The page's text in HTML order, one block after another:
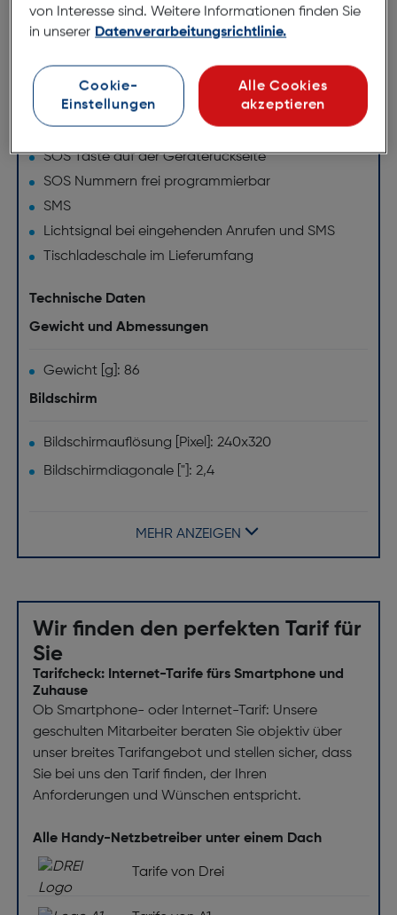
Tastenansage der Nummern zuschaltbar
Extra große XXL Zahlen im Displayanzeige
Taschenlampe
Bluetooth
SOS Taste auf der Geräterückseite
SOS Nummern frei programmierbar
SMS
Lichtsignal bei eingehenden Anrufen und SMS
Tischladeschale im Lieferumfang
Technische Daten
Gewicht und Abmessungen
Gewicht [g]: 86
Bildschirm
Bildschirmauflösung [Pixel]: 240x320
Bildschirmdiagonale ["]: 2,4
Datenübertragung
Bluetooth: Ja
MEHR ANZEIGEN
Wir finden den perfekten Tarif für
Sie
Tarifcheck: Internet-Tarife fürs Smartphone und
Zuhause
Ob Smartphone- oder Internet-Tarif: Unsere
geschulten Mitarbeiter beraten Sie objektiv über
unser breites Tarifangebot und stellen sicher, dass
Sie bei uns den Tarif finden, der Ihren
Anforderungen und Wünschen entspricht.
Alle Handy-Netzbetreiber unter einem Dach
Tarife von Drei
von Interesse sind. Weitere Informationen finden Sie
in unserer Datenverarbeitungsrichtlinie.
Cookie-
Einstellungen
Alle Cookies
akzeptieren